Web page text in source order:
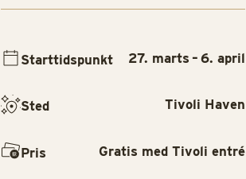
Starttidspunkt 27. marts – 6. april
Sted Tivoli Haven
Pris Gratis med Tivoli entré